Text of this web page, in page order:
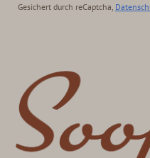
Gesichert durch reCaptcha,